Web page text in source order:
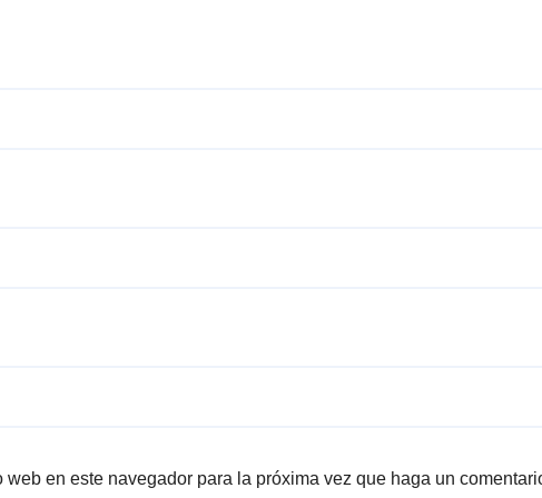
en este navegador para la próxima vez que haga un